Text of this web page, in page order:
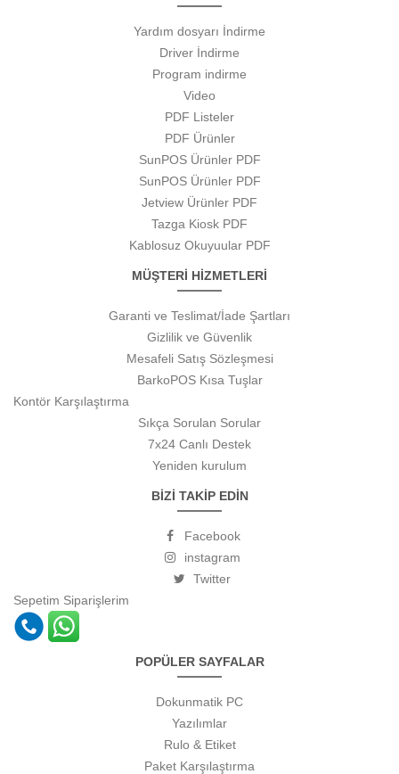
Yardım dosyarı İndirme
Driver İndirme
Program indirme
Video
PDF Listeler
PDF Ürünler
SunPOS Ürünler PDF
SunPOS Ürünler PDF
Jetview Ürünler PDF
Tazga Kiosk PDF
Kablosuz Okuyuular PDF
MÜŞTERİ HİZMETLERİ
Garanti ve Teslimat/İade Şartları
Gizlilik ve Güvenlik
Mesafeli Satış Sözleşmesi
BarkoPOS Kısa Tuşlar
Kontör Karşılaştırma
Sıkça Sorulan Sorular
7x24 Canlı Destek
Yeniden kurulum
BİZİ TAKİP EDİN
Facebook
instagram
Twitter
Sepetim Siparişlerim
POPÜLER SAYFALAR
Dokunmatik PC
Yazılımlar
Rulo & Etiket
Paket Karşılaştırma